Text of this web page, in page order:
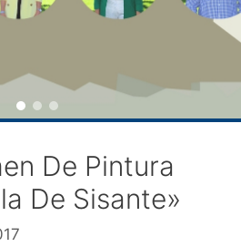
De Pintura
De Sisante»